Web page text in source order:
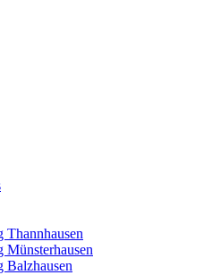
Thannhausen
Münsterhausen
Balzhausen